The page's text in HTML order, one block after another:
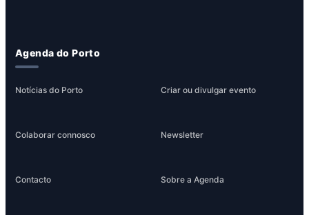
Agenda do Porto
Notícias do Porto Criar ou divulgar evento
Colaborar connosco Newsletter
Contacto Sobre a Agenda